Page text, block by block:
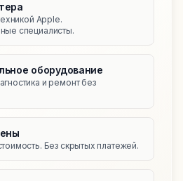
Apple.
специалисты.
оборудование
и ремонт без
Без скрытых платежей.